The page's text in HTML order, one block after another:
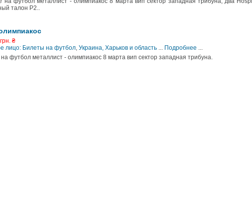
талон Р2..
₴
лицо: Билеты на футбол, Украина, Харьков и область ... Подробнее ...
футбол металлист - олимпиакос 8 марта вип сектор западная трибуна.